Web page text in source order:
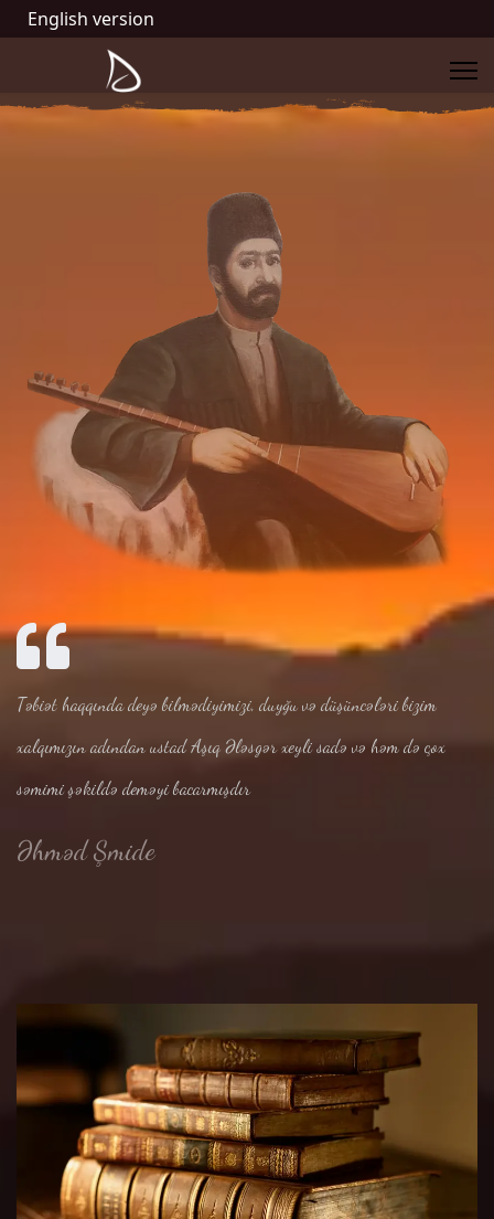
English version
Təbiət haqqında deyə bilmədiyimizi, duyğu və düşüncələri bizim
xalqımızın adından ustad Aşıq Ələsgər xeyli sadə və həm də çox
səmimi şəkildə deməyi bacarmışdır
Əhməd Şmide